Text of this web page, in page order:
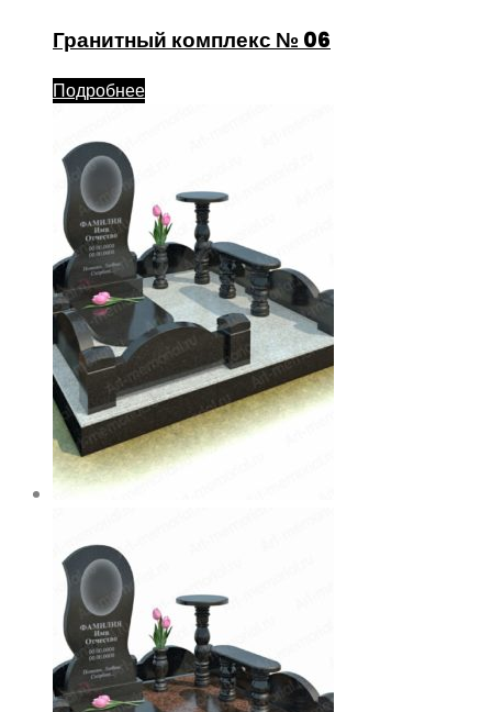
Гранитный комплекс № 06
Подробнее